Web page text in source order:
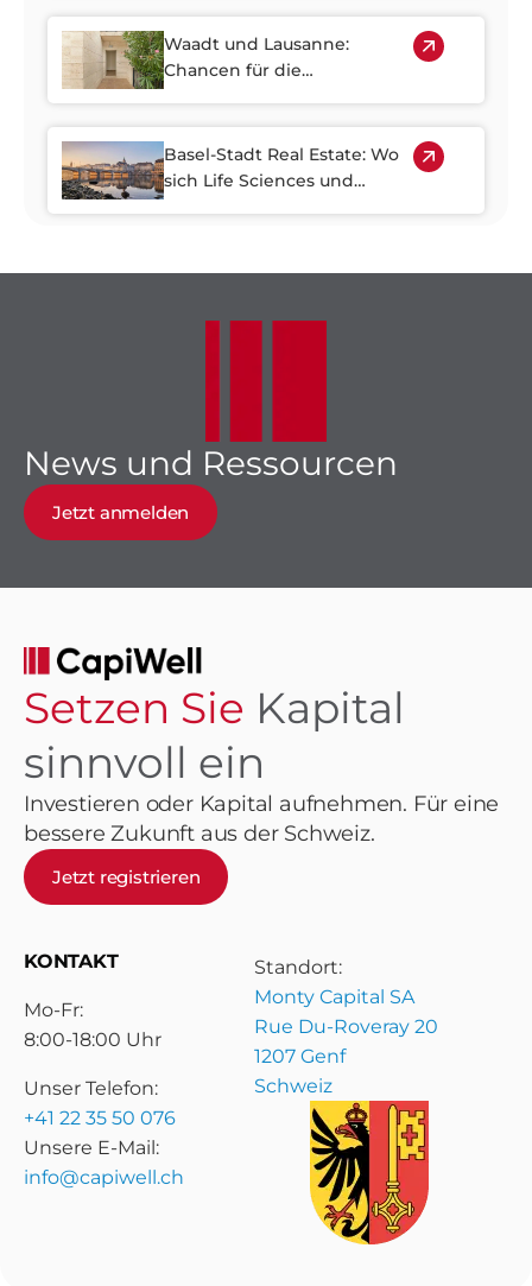
Immobilienwirtschaft
Waadt und Lausanne:
Chancen für die
Basel-Stadt Real Estate: Wo
sich Life Sciences und
News und Ressourcen
Jetzt anmelden
Setzen Sie Kapital
sinnvoll ein
Investieren oder Kapital aufnehmen. Für eine
bessere Zukunft aus der Schweiz.
Jetzt registrieren
KONTAKT
Mo-Fr:
8:00-18:00 Uhr
Unser Telefon:
+41 22 35 50 076
Unsere E-Mail:
info@capiwell.ch
Standort:
Monty Capital SA
Rue Du-Roveray 20
1207 Genf
Schweiz